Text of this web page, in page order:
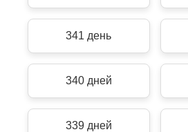
341 день
340 дней
339 дней